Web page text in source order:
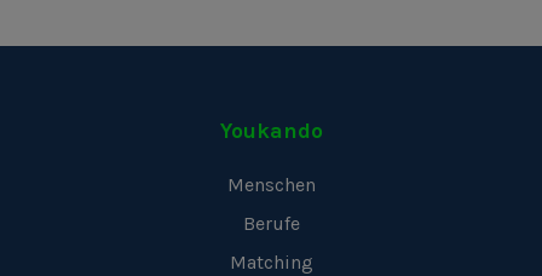
Youkando
Menschen
Berufe
Matching